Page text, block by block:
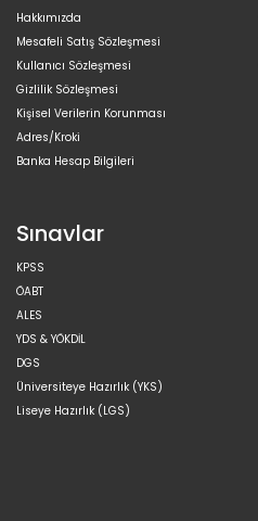
Hakkımızda
Mesafeli Satış Sözleşmesi
Kullanıcı Sözleşmesi
Gizlilik Sözleşmesi
Kişisel Verilerin Korunması
Adres/Kroki
Banka Hesap Bilgileri
Sınavlar
KPSS
ÖABT
ALES
YDS & YÖKDİL
DGS
Üniversiteye Hazırlık (YKS)
Liseye Hazırlık (LGS)